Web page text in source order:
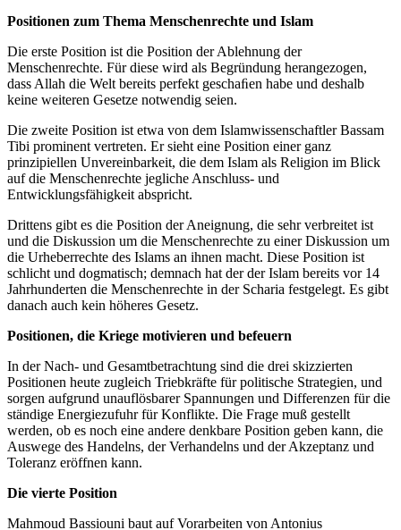
Positionen zum Thema Menschenrechte und Islam
Die erste Position ist die Position der Ablehnung der
Menschenrechte. Für diese wird als Begründung herangezogen,
dass Allah die Welt bereits perfekt geschaﬁen habe und deshalb
keine weiteren Gesetze notwendig seien.
Die zweite Position ist etwa von dem Islamwissenschaftler Bassam
Tibi prominent vertreten. Er sieht eine Position einer ganz
prinzipiellen Unvereinbarkeit, die dem Islam als Religion im Blick
auf die Menschenrechte jegliche Anschluss- und
Entwicklungsfähigkeit abspricht.
Drittens gibt es die Position der Aneignung, die sehr verbreitet ist
und die Diskussion um die Menschenrechte zu einer Diskussion um
die Urheberrechte des Islams an ihnen macht. Diese Position ist
schlicht und dogmatisch; demnach hat der der Islam bereits vor 14
Jahrhunderten die Menschenrechte in der Scharia festgelegt. Es gibt
danach auch kein höheres Gesetz.
Positionen, die Kriege motivieren und befeuern
In der Nach- und Gesamtbetrachtung sind die drei skizzierten
Positionen heute zugleich Triebkräfte für politische Strategien, und
sorgen aufgrund unauflösbarer Spannungen und Differenzen für die
ständige Energiezufuhr für Konflikte. Die Frage muß gestellt
werden, ob es noch eine andere denkbare Position geben kann, die
Auswege des Handelns, der Verhandelns und der Akzeptanz und
Toleranz eröffnen kann.
Die vierte Position
Mahmoud Bassiouni baut auf Vorarbeiten von Antonius